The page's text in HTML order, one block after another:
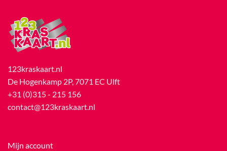
123kraskaart.nl
De Hogenkamp 2P, 7071 EC Ulft
+31 (0)315 - 215 156
contact@123kraskaart.nl
Mijn account